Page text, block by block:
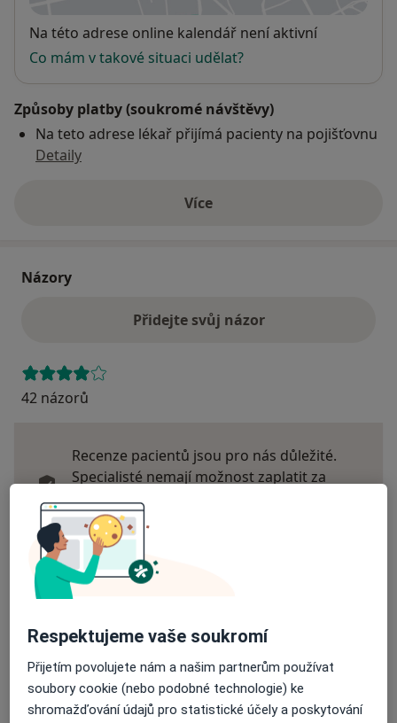
Dostupnost
Na této adrese online kalendář není aktivní
Co mám v takové situaci udělat?
Způsoby platby (soukromé návštěvy)
Na teto adrese lékař přijímá pacienty na pojišťovnu
Detaily
Víceo adrese
Názory
Přidejte svůj názor
42 názorů
Recenze pacientů jsou pro nás důležité.
Specialisté nemají možnost zaplatit za
odstranění nebo změnu recenze pacienta.
Další informace.
Hledejte v názorech
Respektujeme vaše soukromí
Přijetím povolujete nám a našim partnerům používat
soubory cookie (nebo podobné technologie) ke
shromažďování údajů pro statistické účely a poskytování